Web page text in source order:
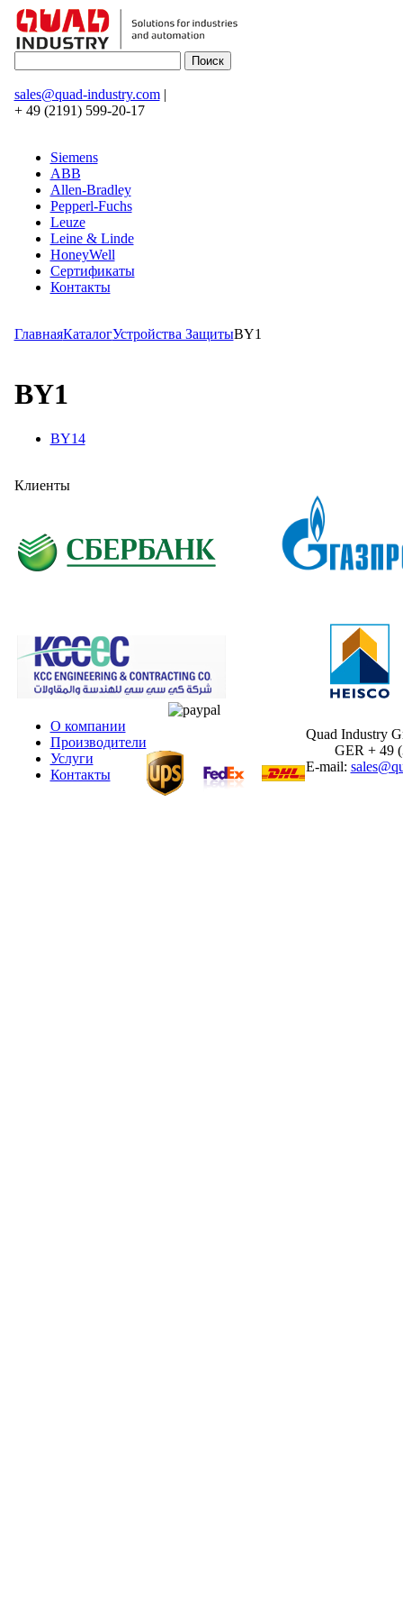
sales@quad-industry.com|
+ 49 (2191) 599-20-17
Siemens
ABB
Allen-Bradley
Pepperl-Fuchs
Leuze
Leine & Linde
HoneyWell
Сертификаты
Контакты
ГлавнаяКаталогУстройства ЗащитыBY1
BY1
BY14
Клиенты
О компании
Производители
Услуги
Контакты
Quad Industry
GER + 49
E-mail: